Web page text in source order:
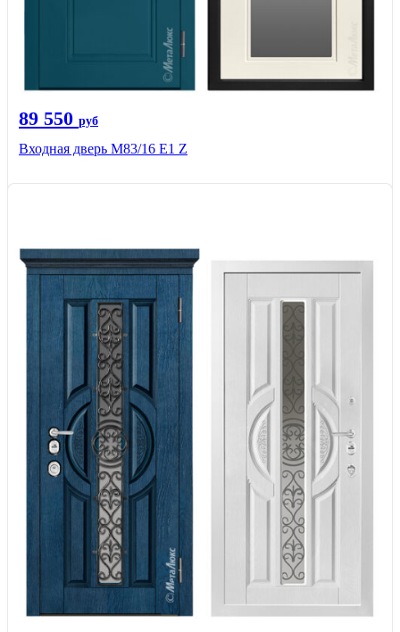
89 550 руб
Входная дверь M83/16 Е1 Z